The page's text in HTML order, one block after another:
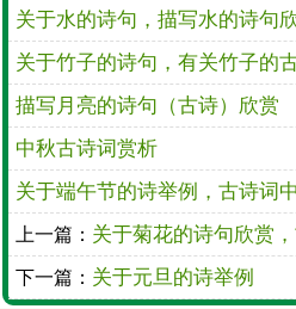
宋代著名女词人李清照曾
词：“暗淡轻黄体性柔，情疏
关于水的诗句，描写水的诗句
关于竹子的诗句，有关竹子的
描写月亮的诗句（古诗）欣赏
中秋古诗词赏析
关于端午节的诗举例，古诗词
上一篇： 关于菊花的诗句欣赏
下一篇： 关于元旦的诗举例